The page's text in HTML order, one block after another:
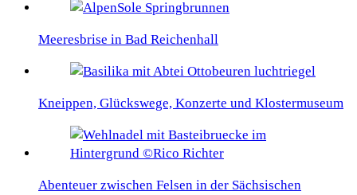
Meeresbrise in Bad Reichenhall
Kneippen, Glückswege, Konzerte und Klostermuseum
Abenteuer zwischen Felsen in der Sächsischen